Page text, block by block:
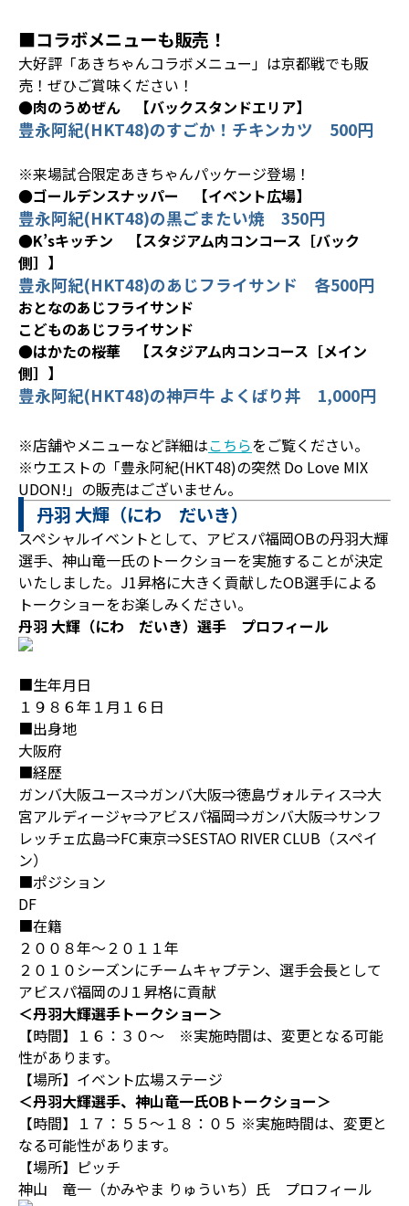
■コラボメニューも販売！
大好評「あきちゃんコラボメニュー」は京都戦でも販
売！ぜひご賞味ください！
●肉のうめぜん 【バックスタンドエリア】
豊永阿紀(HKT48)のすごか！チキンカツ 500円
※来場試合限定あきちゃんパッケージ登場！
●ゴールデンスナッパー 【イベント広場】
豊永阿紀(HKT48)の黒ごまたい焼 350円
●K’sキッチン 【スタジアム内コンコース［バック
側］】
豊永阿紀(HKT48)のあじフライサンド 各500円
おとなのあじフライサンド
こどものあじフライサンド
●はかたの桜華 【スタジアム内コンコース［メイン
側］】
豊永阿紀(HKT48)の神戸牛 よくばり丼 1,000円
※店舗やメニューなど詳細はこちらをご覧ください。
※ウエストの「豊永阿紀(HKT48)の突然 Do Love MIX
UDON!」の販売はございません。
丹羽 大輝（にわ だいき）
スペシャルイベントとして、アビスパ福岡OBの丹羽大輝
選手、神山竜一氏のトークショーを実施することが決定
いたしました。J1昇格に大きく貢献したOB選手による
トークショーをお楽しみください。
丹羽 大輝（にわ だいき）選手 プロフィール
■生年月日
１９８６年１月１６日
■出身地
大阪府
■経歴
ガンバ大阪ユース⇒ガンバ大阪⇒徳島ヴォルティス⇒大
宮アルディージャ⇒アビスパ福岡⇒ガンバ大阪⇒サンフ
レッチェ広島⇒FC東京⇒SESTAO RIVER CLUB（スペイ
ン）
■ポジション
DF
■在籍
２００８年～２０１１年
２０１０シーズンにチームキャプテン、選手会長として
アビスパ福岡のJ１昇格に貢献
＜丹羽大輝選手トークショー＞
【時間】１６：３０～ ※実施時間は、変更となる可能
性があります。
【場所】イベント広場ステージ
＜丹羽大輝選手、神山竜一氏OBトークショー＞
【時間】１７：５５～１８：０５ ※実施時間は、変更と
なる可能性があります。
【場所】ピッチ
神山 竜一（かみやま りゅういち）氏 プロフィール